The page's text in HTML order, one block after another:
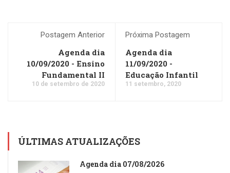
Postagem Anterior
Agenda dia
10/09/2020 - Ensino
Fundamental II
10 de setembro de 2020
Próxima Postagem
Agenda dia
11/09/2020 -
Educação Infantil
11 setembro, 2020
ÚLTIMAS ATUALIZAÇÕES
Agenda dia 07/08/2026